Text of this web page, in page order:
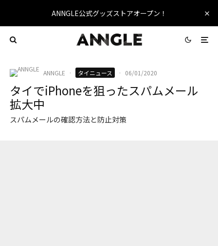
ANNGLE公式グッズストアオープン！
ANNGLE · タイニュース · 06/01/2020
タイでiPhoneを狙ったスパムメール
拡大中
スパムメールの確認方法と防止対策